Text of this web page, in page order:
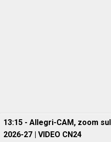
13:15 - Allegri-CAM, zoom
2026-27 | VIDEO CN24